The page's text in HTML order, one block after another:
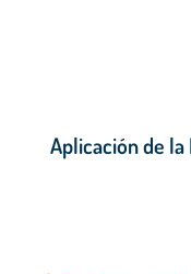
Aplicación de la